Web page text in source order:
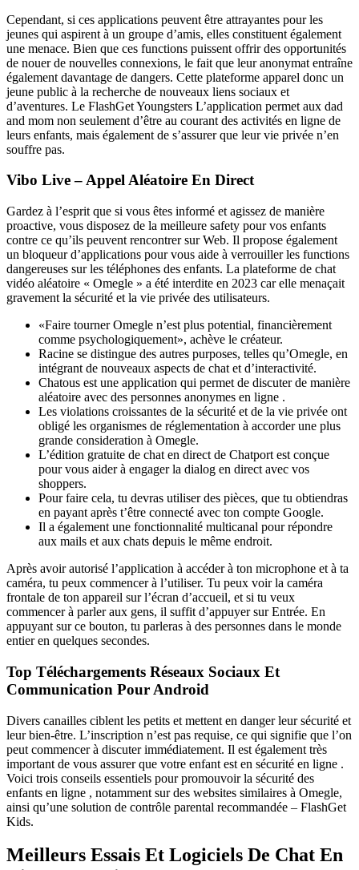
Cependant, si ces applications peuvent être attrayantes pour les
jeunes qui aspirent à un groupe d’amis, elles constituent également
une menace. Bien que ces functions puissent offrir des opportunités
de nouer de nouvelles connexions, le fait que leur anonymat entraîne
également davantage de dangers. Cette plateforme apparel donc un
jeune public à la recherche de nouveaux liens sociaux et
d’aventures. Le FlashGet Youngsters L’application permet aux dad
and mom non seulement d’être au courant des activités en ligne de
leurs enfants, mais également de s’assurer que leur vie privée n’en
souffre pas.
Vibo Live – Appel Aléatoire En Direct
Gardez à l’esprit que si vous êtes informé et agissez de manière
proactive, vous disposez de la meilleure safety pour vos enfants
contre ce qu’ils peuvent rencontrer sur Web. Il propose également
un bloqueur d’applications pour vous aide à verrouiller les functions
dangereuses sur les téléphones des enfants. La plateforme de chat
vidéo aléatoire « Omegle » a été interdite en 2023 car elle menaçait
gravement la sécurité et la vie privée des utilisateurs.
«Faire tourner Omegle n’est plus potential, financièrement
comme psychologiquement», achève le créateur.
Racine se distingue des autres purposes, telles qu’Omegle, en
intégrant de nouveaux aspects de chat et d’interactivité.
Chatous est une application qui permet de discuter de manière
aléatoire avec des personnes anonymes en ligne .
Les violations croissantes de la sécurité et de la vie privée ont
obligé les organismes de réglementation à accorder une plus
grande consideration à Omegle.
L’édition gratuite de chat en direct de Chatport est conçue
pour vous aider à engager la dialog en direct avec vos
shoppers.
Pour faire cela, tu devras utiliser des pièces, que tu obtiendras
en payant après t’être connecté avec ton compte Google.
Il a également une fonctionnalité multicanal pour répondre
aux mails et aux chats depuis le même endroit.
Après avoir autorisé l’application à accéder à ton microphone et à ta
caméra, tu peux commencer à l’utiliser. Tu peux voir la caméra
frontale de ton appareil sur l’écran d’accueil, et si tu veux
commencer à parler aux gens, il suffit d’appuyer sur Entrée. En
appuyant sur ce bouton, tu parleras à des personnes dans le monde
entier en quelques secondes.
Top Téléchargements Réseaux Sociaux Et
Communication Pour Android
Divers canailles ciblent les petits et mettent en danger leur sécurité et
leur bien-être. L’inscription n’est pas requise, ce qui signifie que l’on
peut commencer à discuter immédiatement. Il est également très
important de vous assurer que votre enfant est en sécurité en ligne .
Voici trois conseils essentiels pour promouvoir la sécurité des
enfants en ligne , notamment sur des websites similaires à Omegle,
ainsi qu’une solution de contrôle parental recommandée – FlashGet
Kids.
Meilleurs Essais Et Logiciels De Chat En